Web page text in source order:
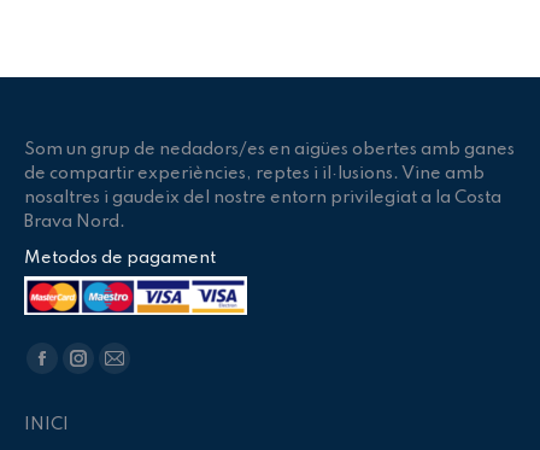
Som un grup de nedadors/es en aigües obertes amb ganes
de compartir experiències, reptes i il·lusions. Vine amb
nosaltres i gaudeix del nostre entorn privilegiat a la Costa
Brava Nord.
Metodos de pagament
Trouvez nous sur :
Facebook
La
INICI